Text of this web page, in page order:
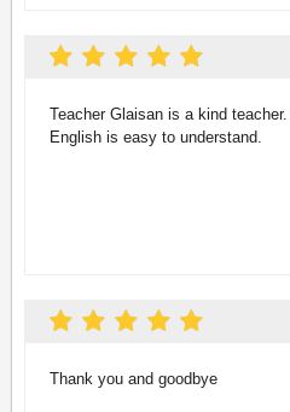
Teacher Glaisan is a kind
English is easy to understand.
Thank you and goodbye